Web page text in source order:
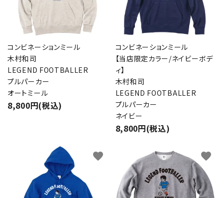
コンビネーションミール
木村和司
LEGEND FOOTBALLER
プルパーカー
オートミール
8,800円(税込)
コンビネーションミール
【当店限定カラー/ネイビーボデ
ィ】
木村和司
LEGEND FOOTBALLER
プルパーカー
ネイビー
8,800円(税込)
favorite favorite